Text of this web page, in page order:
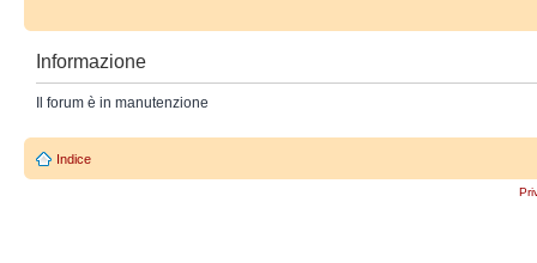
Informazione
Il forum è in manutenzione
Indice